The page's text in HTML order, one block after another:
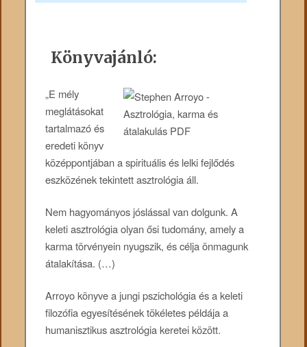
Könyvajánló:
„E mély
meglátásokat
tartalmazó és
eredeti könyv
középpontjában a spirituális és lelki fejlődés
eszközének tekintett asztrológia áll.
Nem hagyományos jóslással van dolgunk. A
keleti asztrológia olyan ősi tudomány, amely a
karma törvényein nyugszik, és célja önmagunk
átalakítása. (…)
Arroyo könyve a jungi pszichológia és a keleti
filozófia egyesítésének tökéletes példája a
humanisztikus asztrológia keretei között.